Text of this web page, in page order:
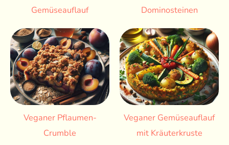
Gemüseauflauf
Dominosteinen
Veganer Pflaumen-
Crumble
Veganer Gemüseauflauf
mit Kräuterkruste